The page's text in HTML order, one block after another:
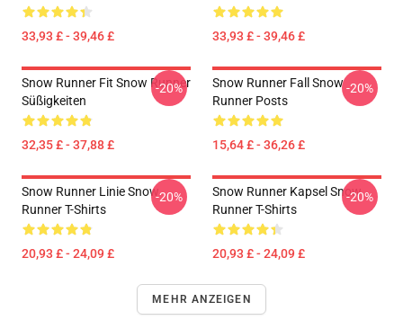
33,93 £ - 39,46 £ 33,93 £ - 39,46 £
Snow Runner Fit Snow Runner
Süßigkeiten
32,35 £ - 37,88 £
-20%
Snow Runner Fall Snow
Runner Posts
15,64 £ - 36,26 £
-20%
Snow Runner Linie Snow
Runner T-Shirts
20,93 £ - 24,09 £
-20%
Snow Runner Kapsel Snow
Runner T-Shirts
20,93 £ - 24,09 £
-20%
MEHR ANZEIGEN